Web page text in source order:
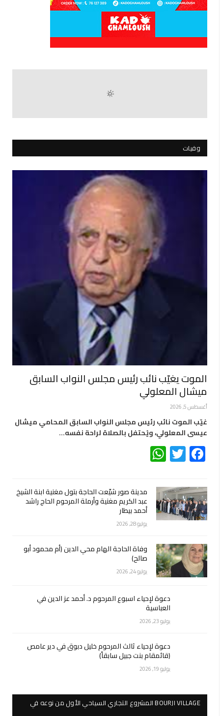
وفيات
الموت يغيّب نائب رئيس مجلس النواب السابق
ميشال المعلولي
أغسطس 5, 2026
غيّب الموت نائب رئيس مجلس النواب السابق المحامي ميشال
عيسى المعلولي، ويُحتفل بالصلاة لراحة نفسه…
Facebook
Twitter
مدينة صور شيّعت الحاجة بتول مغنية ابنة الشيخ
عبد الكريم مغنية وأرملة المرحوم الحاج راشد
أحمد بيطار
يوليو 28, 2026
وفاة الحاجة الهام محي الدين (أم محمود أبو
صالح)
يوليو 24, 2026
دعوة لإحياء اسبوع المرحوم د. أحمد عز الدين في
العباسية
يوليو 23, 2026
دعوة لإحياء ثالث المرحوم خليل دبوق في دير عامص
(قائمقام بنت جبيل سابقاً)
يوليو 19, 2026
BOURJI VILLAGE المشروع التجاري السياحي الأول من نوعه في